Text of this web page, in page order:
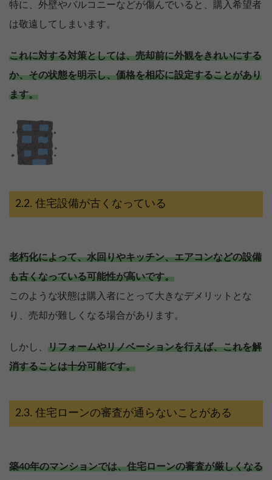
特に、外壁やバルコニーなどが傷んでいると、購入希望者
は敬遠してしまいます。
これに対する対策としては、売却前に外観をきれいにする
か、その状態を明示し、価格を相応に設定することがあり
ます。
住宅設備が古くなっている
老朽化によって、水回りやキッチン、エアコンなどの設備
も古くなっている可能性が高いです。
このような状態は購入者にとって大きなデメリットとな
り、売却が難しくなる場合があります。
しかし、 リフォームやリノベーションを行えば、これを解
消することは十分可能です。
住宅ローンの審査が通らないことがある
築40年のマンションでは、住宅ローンの審査が厳しくなる